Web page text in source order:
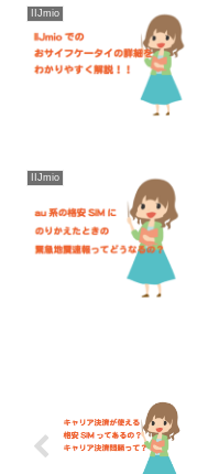
IIJmio
IIJmio